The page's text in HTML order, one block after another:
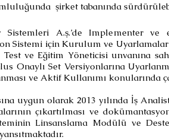
şirket tabanında
A.ş.’de Implementer
Sistemi için Kurulum ve
Test ve Eğitim Yöneticisi unvanına
Onaylı Set Versiyonlarına
ve Aktif Kullanımı konularında
uygun olarak 2013 yılında İş
çıkartılması ve
Linsanslama Modülü ve